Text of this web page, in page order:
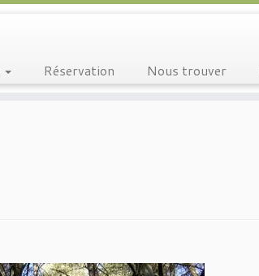
Réservation Nous trouver